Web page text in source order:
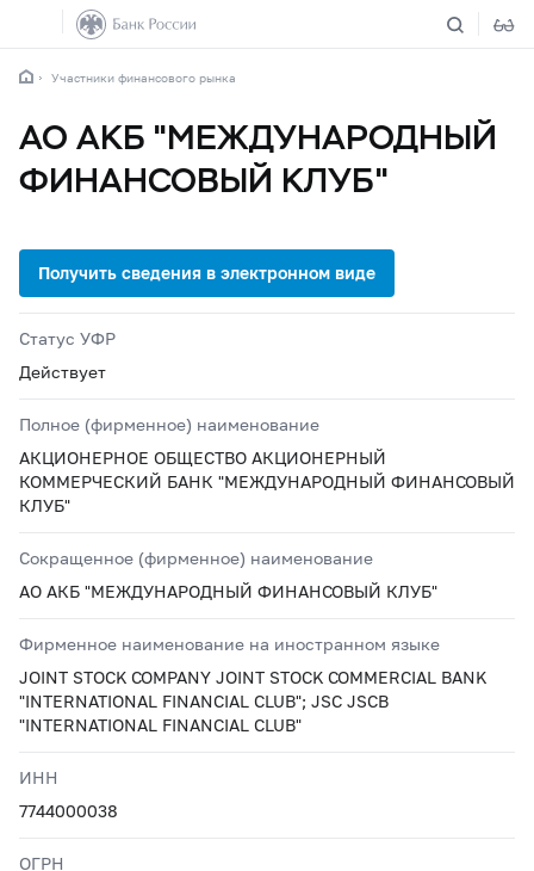
Участники финансового рынка
АО АКБ "МЕЖДУНАРОДНЫЙ
ФИНАНСОВЫЙ КЛУБ"
Статус УФР
Действует
Полное (фирменное) наименование
АКЦИОНЕРНОЕ ОБЩЕСТВО АКЦИОНЕРНЫЙ
КОММЕРЧЕСКИЙ БАНК "МЕЖДУНАРОДНЫЙ ФИНАНСОВЫЙ
КЛУБ"
Сокращенное (фирменное) наименование
АО АКБ "МЕЖДУНАРОДНЫЙ ФИНАНСОВЫЙ КЛУБ"
Фирменное наименование на иностранном языке
JOINT STOCK COMPANY JOINT STOCK COMMERCIAL BANK
"INTERNATIONAL FINANCIAL CLUB"; JSC JSCB
"INTERNATIONAL FINANCIAL CLUB"
ИНН
7744000038
ОГРН